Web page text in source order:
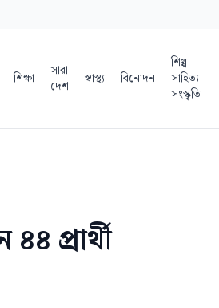
শিক্ষা
সারা
দেশ
স্বাস্থ্য বিনোদন
শিল্প-
সাহিত্য-
সংস্কৃতি
প্রার্থী